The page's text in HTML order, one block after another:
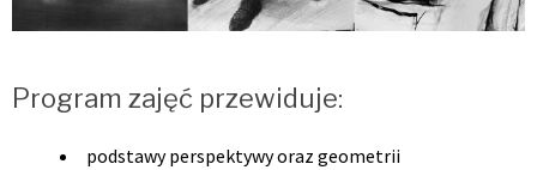
Program zajęć przewiduje:
podstawy perspektywy oraz geometrii